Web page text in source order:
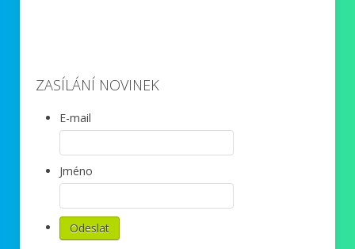
ZASÍLÁNÍ NOVINEK
E-mail
Jméno